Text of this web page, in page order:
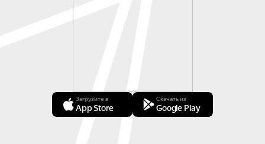
Загрузите в
App Store
Скачать из
Google Play